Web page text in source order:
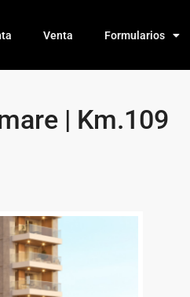
Venta Formularios
| Km.109